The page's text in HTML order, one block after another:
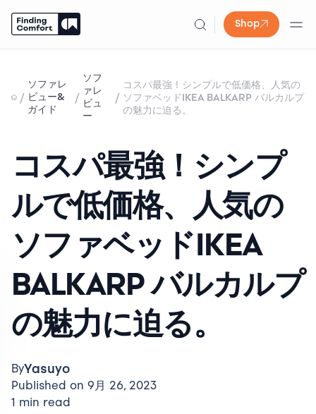
Shop
content
/
ソファレ
ビュー&
ガイド
/
ソフ
ァレ
ビュ
ー
/
コスパ最強！シンプルで低価格、人気の
ソファベッドIKEA BALKARP バルカルプ
の魅力に迫る。
コスパ最強！シンプ
ルで低価格、人気の
ソファベッドIKEA
BALKARP バルカルプ
の魅力に迫る。
ByYasuyo
Published on 9月 26, 2023
1 min read